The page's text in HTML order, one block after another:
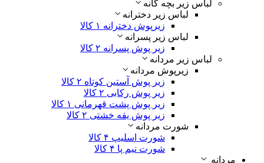
لباس زیر بچه گانه
لباس زیر دخترانه
زیرپوش دخترانه
لباس زیر پسرانه
زیر پوش پسرانه
لباس زیر مردانه
زیرپوش مردانه
زیر پوش آستین کوتاه
زیر پوش رکابی
زیر پوش پشت قهرمانی
زیر پوش یقه خشتی
شورت مردانه
شورت اسلیپ
شورت نیم پا
مردانه